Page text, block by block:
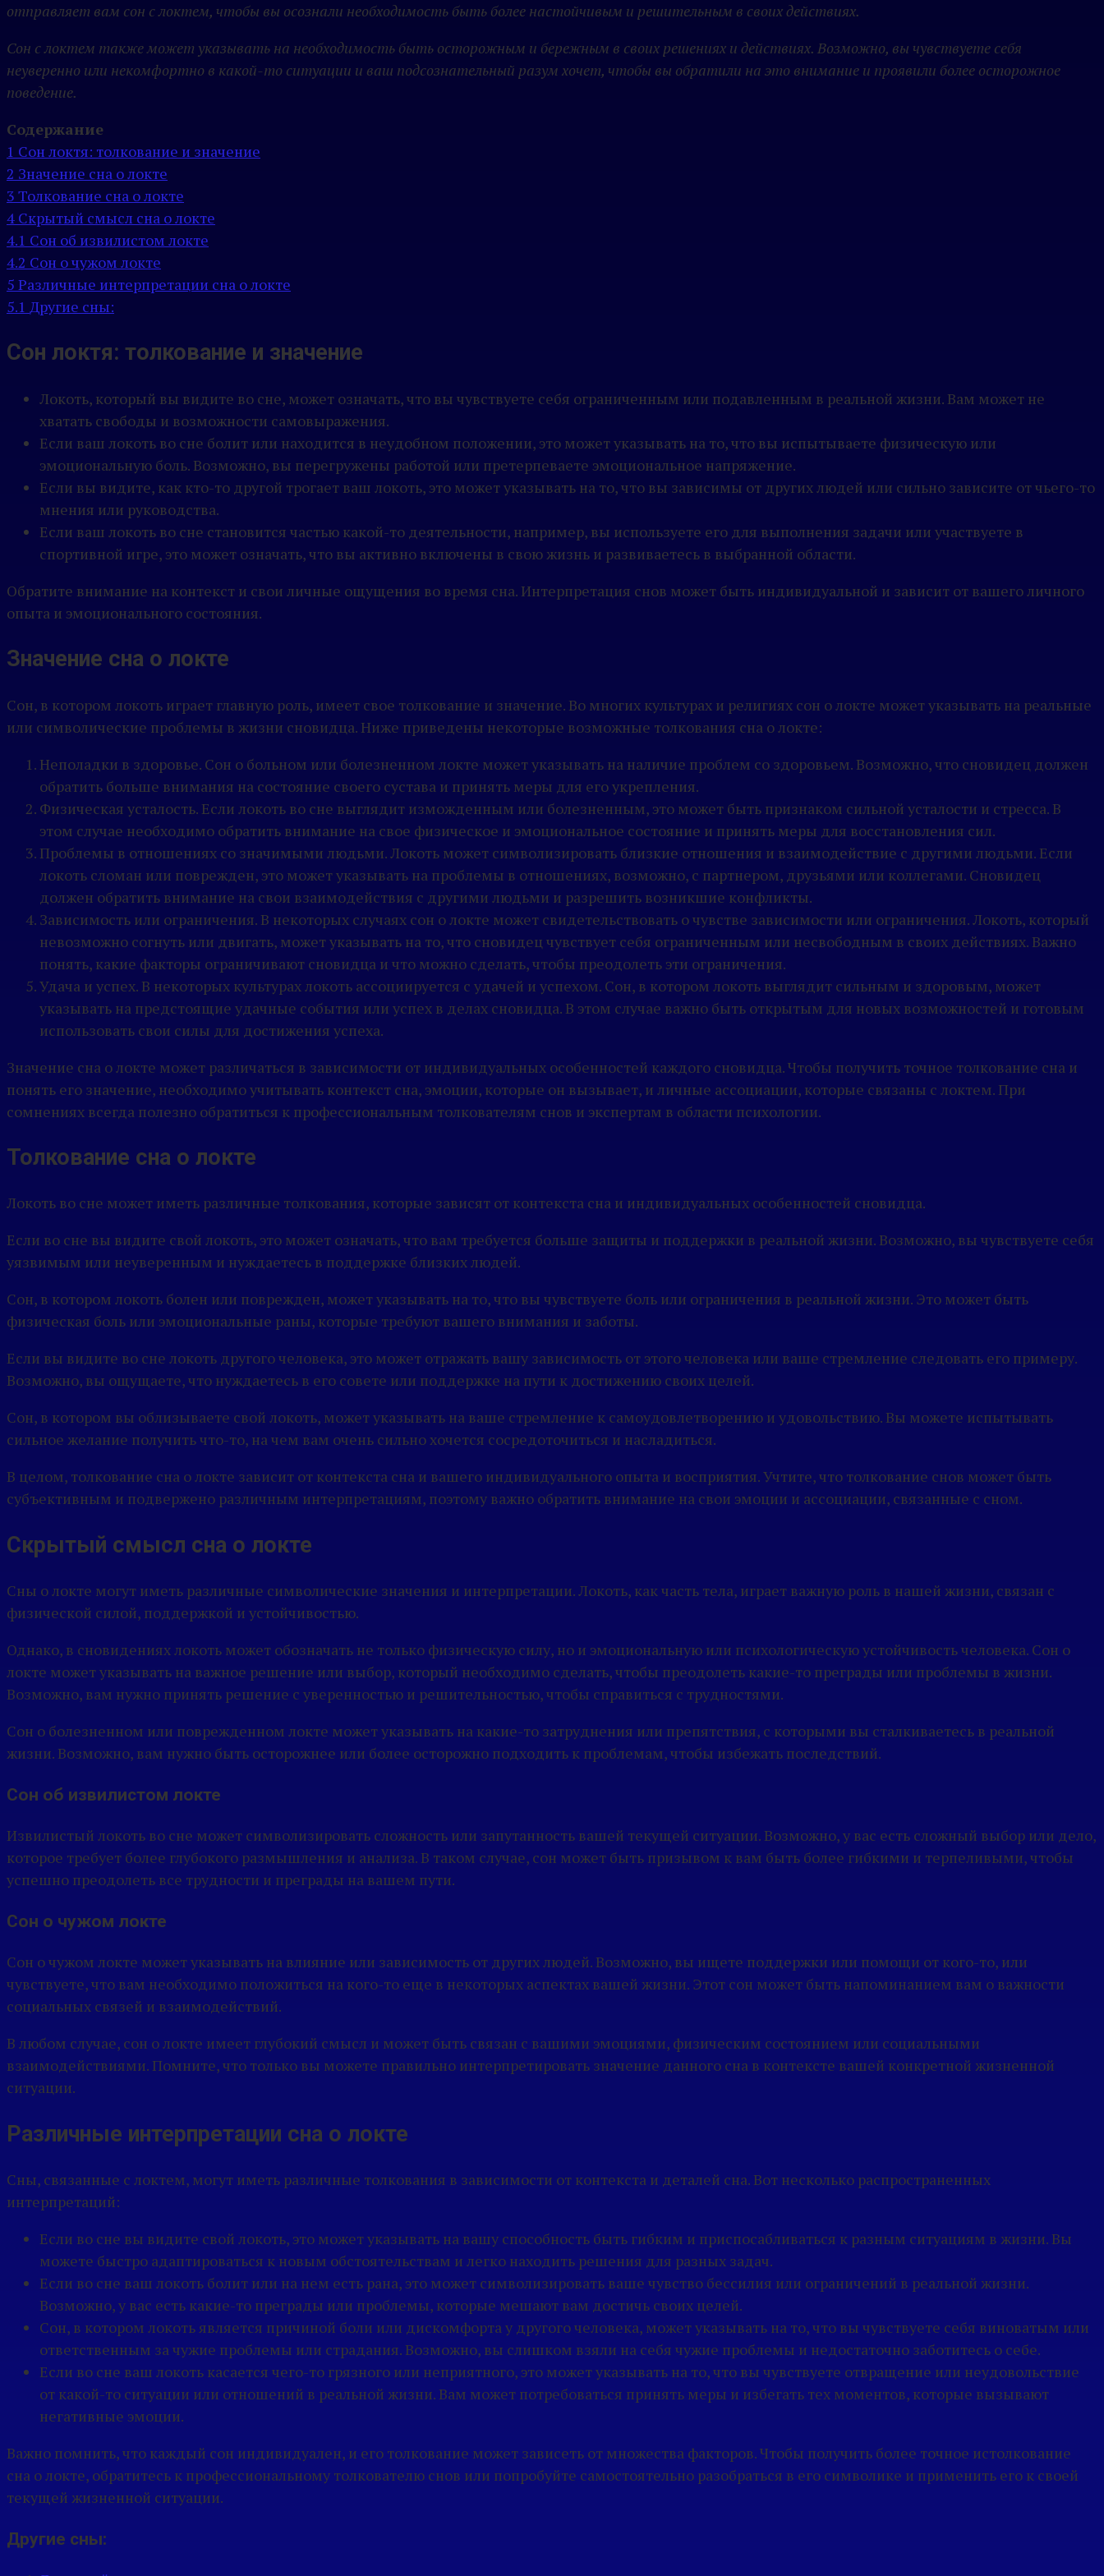
отправляет вам сон с локтем, чтобы вы осознали необходимость быть более настойчивым и решительным в своих действиях.
Сон с локтем также может указывать на необходимость быть осторожным и бережным в своих решениях и действиях. Возможно, вы чувствуете себя
неуверенно или некомфортно в какой-то ситуации и ваш подсознательный разум хочет, чтобы вы обратили на это внимание и проявили более осторожное
поведение.
Содержание
1 Сон локтя: толкование и значение
2 Значение сна о локте
3 Толкование сна о локте
4 Скрытый смысл сна о локте
4.1 Сон об извилистом локте
4.2 Сон о чужом локте
5 Различные интерпретации сна о локте
5.1 Другие сны:
Сон локтя: толкование и значение
Локоть, который вы видите во сне, может означать, что вы чувствуете себя ограниченным или подавленным в реальной жизни. Вам может не
хватать свободы и возможности самовыражения.
Если ваш локоть во сне болит или находится в неудобном положении, это может указывать на то, что вы испытываете физическую или
эмоциональную боль. Возможно, вы перегружены работой или претерпеваете эмоциональное напряжение.
Если вы видите, как кто-то другой трогает ваш локоть, это может указывать на то, что вы зависимы от других людей или сильно зависите от чьего-то
мнения или руководства.
Если ваш локоть во сне становится частью какой-то деятельности, например, вы используете его для выполнения задачи или участвуете в
спортивной игре, это может означать, что вы активно включены в свою жизнь и развиваетесь в выбранной области.
Обратите внимание на контекст и свои личные ощущения во время сна. Интерпретация снов может быть индивидуальной и зависит от вашего личного
опыта и эмоционального состояния.
Значение сна о локте
Сон, в котором локоть играет главную роль, имеет свое толкование и значение. Во многих культурах и религиях сон о локте может указывать на реальные
или символические проблемы в жизни сновидца. Ниже приведены некоторые возможные толкования сна о локте:
Неполадки в здоровье. Сон о больном или болезненном локте может указывать на наличие проблем со здоровьем. Возможно, что сновидец должен
обратить больше внимания на состояние своего сустава и принять меры для его укрепления.
Физическая усталость. Если локоть во сне выглядит изможденным или болезненным, это может быть признаком сильной усталости и стресса. В
этом случае необходимо обратить внимание на свое физическое и эмоциональное состояние и принять меры для восстановления сил.
Проблемы в отношениях со значимыми людьми. Локоть может символизировать близкие отношения и взаимодействие с другими людьми. Если
локоть сломан или поврежден, это может указывать на проблемы в отношениях, возможно, с партнером, друзьями или коллегами. Сновидец
должен обратить внимание на свои взаимодействия с другими людьми и разрешить возникшие конфликты.
Зависимость или ограничения. В некоторых случаях сон о локте может свидетельствовать о чувстве зависимости или ограничения. Локоть, который
невозможно согнуть или двигать, может указывать на то, что сновидец чувствует себя ограниченным или несвободным в своих действиях. Важно
понять, какие факторы ограничивают сновидца и что можно сделать, чтобы преодолеть эти ограничения.
Удача и успех. В некоторых культурах локоть ассоциируется с удачей и успехом. Сон, в котором локоть выглядит сильным и здоровым, может
указывать на предстоящие удачные события или успех в делах сновидца. В этом случае важно быть открытым для новых возможностей и готовым
использовать свои силы для достижения успеха.
Значение сна о локте может различаться в зависимости от индивидуальных особенностей каждого сновидца. Чтобы получить точное толкование сна и
понять его значение, необходимо учитывать контекст сна, эмоции, которые он вызывает, и личные ассоциации, которые связаны с локтем. При
сомнениях всегда полезно обратиться к профессиональным толкователям снов и экспертам в области психологии.
Толкование сна о локте
Локоть во сне может иметь различные толкования, которые зависят от контекста сна и индивидуальных особенностей сновидца.
Если во сне вы видите свой локоть, это может означать, что вам требуется больше защиты и поддержки в реальной жизни. Возможно, вы чувствуете себя
уязвимым или неуверенным и нуждаетесь в поддержке близких людей.
Сон, в котором локоть болен или поврежден, может указывать на то, что вы чувствуете боль или ограничения в реальной жизни. Это может быть
физическая боль или эмоциональные раны, которые требуют вашего внимания и заботы.
Если вы видите во сне локоть другого человека, это может отражать вашу зависимость от этого человека или ваше стремление следовать его примеру.
Возможно, вы ощущаете, что нуждаетесь в его совете или поддержке на пути к достижению своих целей.
Сон, в котором вы облизываете свой локоть, может указывать на ваше стремление к самоудовлетворению и удовольствию. Вы можете испытывать
сильное желание получить что-то, на чем вам очень сильно хочется сосредоточиться и насладиться.
В целом, толкование сна о локте зависит от контекста сна и вашего индивидуального опыта и восприятия. Учтите, что толкование снов может быть
субъективным и подвержено различным интерпретациям, поэтому важно обратить внимание на свои эмоции и ассоциации, связанные с сном.
Скрытый смысл сна о локте
Сны о локте могут иметь различные символические значения и интерпретации. Локоть, как часть тела, играет важную роль в нашей жизни, связан с
физической силой, поддержкой и устойчивостью.
Однако, в сновидениях локоть может обозначать не только физическую силу, но и эмоциональную или психологическую устойчивость человека. Сон о
локте может указывать на важное решение или выбор, который необходимо сделать, чтобы преодолеть какие-то преграды или проблемы в жизни.
Возможно, вам нужно принять решение с уверенностью и решительностью, чтобы справиться с трудностями.
Сон о болезненном или поврежденном локте может указывать на какие-то затруднения или препятствия, с которыми вы сталкиваетесь в реальной
жизни. Возможно, вам нужно быть осторожнее или более осторожно подходить к проблемам, чтобы избежать последствий.
Сон об извилистом локте
Извилистый локоть во сне может символизировать сложность или запутанность вашей текущей ситуации. Возможно, у вас есть сложный выбор или дело,
которое требует более глубокого размышления и анализа. В таком случае, сон может быть призывом к вам быть более гибкими и терпеливыми, чтобы
успешно преодолеть все трудности и преграды на вашем пути.
Сон о чужом локте
Сон о чужом локте может указывать на влияние или зависимость от других людей. Возможно, вы ищете поддержки или помощи от кого-то, или
чувствуете, что вам необходимо положиться на кого-то еще в некоторых аспектах вашей жизни. Этот сон может быть напоминанием вам о важности
социальных связей и взаимодействий.
В любом случае, сон о локте имеет глубокий смысл и может быть связан с вашими эмоциями, физическим состоянием или социальными
взаимодействиями. Помните, что только вы можете правильно интерпретировать значение данного сна в контексте вашей конкретной жизненной
ситуации.
Различные интерпретации сна о локте
Сны, связанные с локтем, могут иметь различные толкования в зависимости от контекста и деталей сна. Вот несколько распространенных
интерпретаций:
Если во сне вы видите свой локоть, это может указывать на вашу способность быть гибким и приспосабливаться к разным ситуациям в жизни. Вы
можете быстро адаптироваться к новым обстоятельствам и легко находить решения для разных задач.
Если во сне ваш локоть болит или на нем есть рана, это может символизировать ваше чувство бессилия или ограничений в реальной жизни.
Возможно, у вас есть какие-то преграды или проблемы, которые мешают вам достичь своих целей.
Сон, в котором локоть является причиной боли или дискомфорта у другого человека, может указывать на то, что вы чувствуете себя виноватым или
ответственным за чужие проблемы или страдания. Возможно, вы слишком взяли на себя чужие проблемы и недостаточно заботитесь о себе.
Если во сне ваш локоть касается чего-то грязного или неприятного, это может указывать на то, что вы чувствуете отвращение или неудовольствие
от какой-то ситуации или отношений в реальной жизни. Вам может потребоваться принять меры и избегать тех моментов, которые вызывают
негативные эмоции.
Важно помнить, что каждый сон индивидуален, и его толкование может зависеть от множества факторов. Чтобы получить более точное истолкование
сна о локте, обратитесь к профессиональному толкователю снов или попробуйте самостоятельно разобраться в его символике и применить его к своей
текущей жизненной ситуации.
Другие сны: